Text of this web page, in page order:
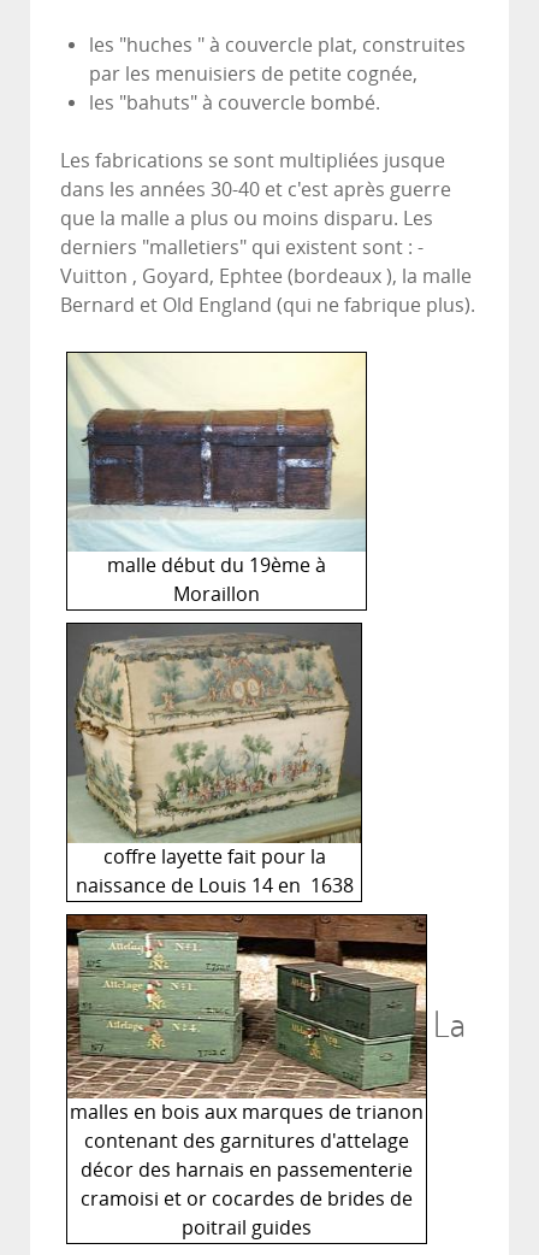
les "huches " à couvercle plat, construites
par les menuisiers de petite cognée,
les "bahuts" à couvercle bombé.
Les fabrications se sont multipliées jusque
dans les années 30-40 et c'est après guerre
que la malle a plus ou moins disparu. Les
derniers "malletiers" qui existent sont : -
Vuitton , Goyard, Ephtee (bordeaux ), la malle
Bernard et Old England (qui ne fabrique plus).
malle début du 19ème à
Moraillon
coffre layette fait pour la
naissance de Louis 14 en 1638
malles en bois aux marques de trianon
contenant des garnitures d'attelage
décor des harnais en passementerie
cramoisi et or cocardes de brides de
poitrail guides
La